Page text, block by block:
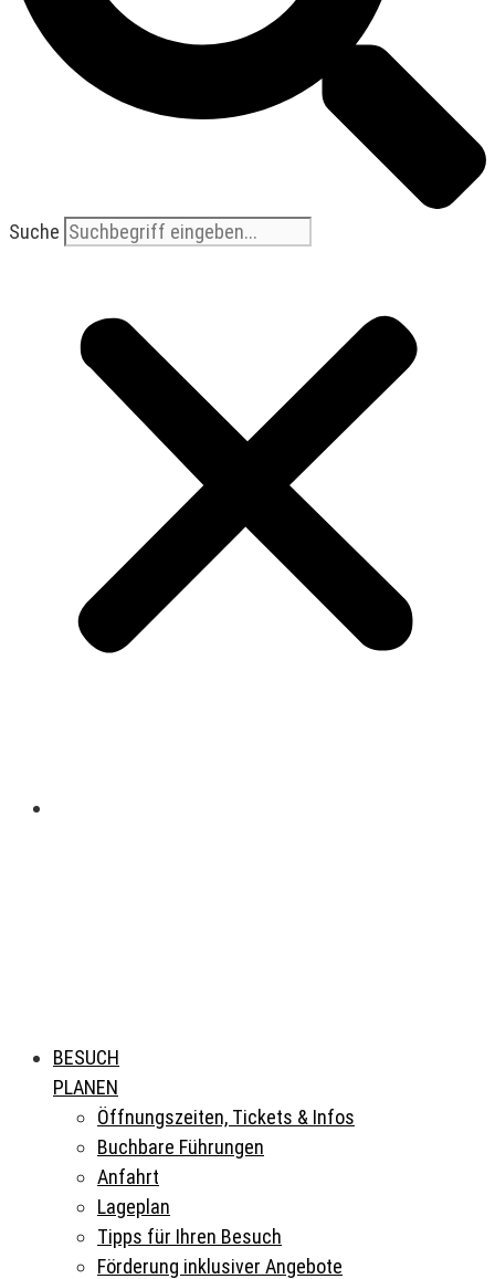
Suche
BESUCH
PLANEN
Öffnungszeiten, Tickets & Infos
Buchbare Führungen
Anfahrt
Lageplan
Tipps für Ihren Besuch
Förderung inklusiver Angebote